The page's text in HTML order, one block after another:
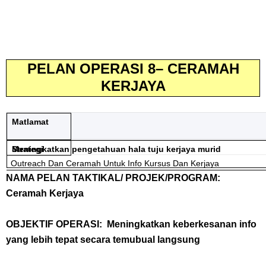
PELAN OPERASI 8– CERAMAH
KERJAYA
Matlamat
Meningkatkan pengetahuan hala tuju kerjaya murid
Strategi
Outreach Dan Ceramah Untuk Info Kursus Dan Kerjaya
NAMA PELAN TAKTIKAL/ PROJEK/PROGRAM:
Ceramah Kerjaya
OBJEKTIF OPERASI: Meningkatkan keberkesanan info
yang lebih tepat secara temubual langsung